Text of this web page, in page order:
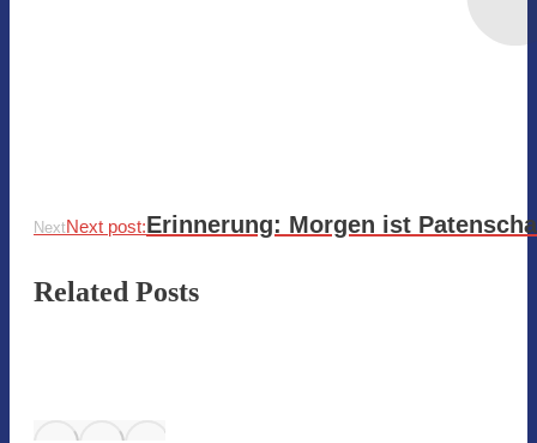
NextNext post:Erinnerung: Morgen ist
Related Posts